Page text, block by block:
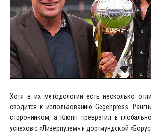
Хотя в их методологии есть несколько
сводится к использованию Gegenpress.
сторонником, а Клопп превратил в
успехов с «Ливерпулем» и дортмундской